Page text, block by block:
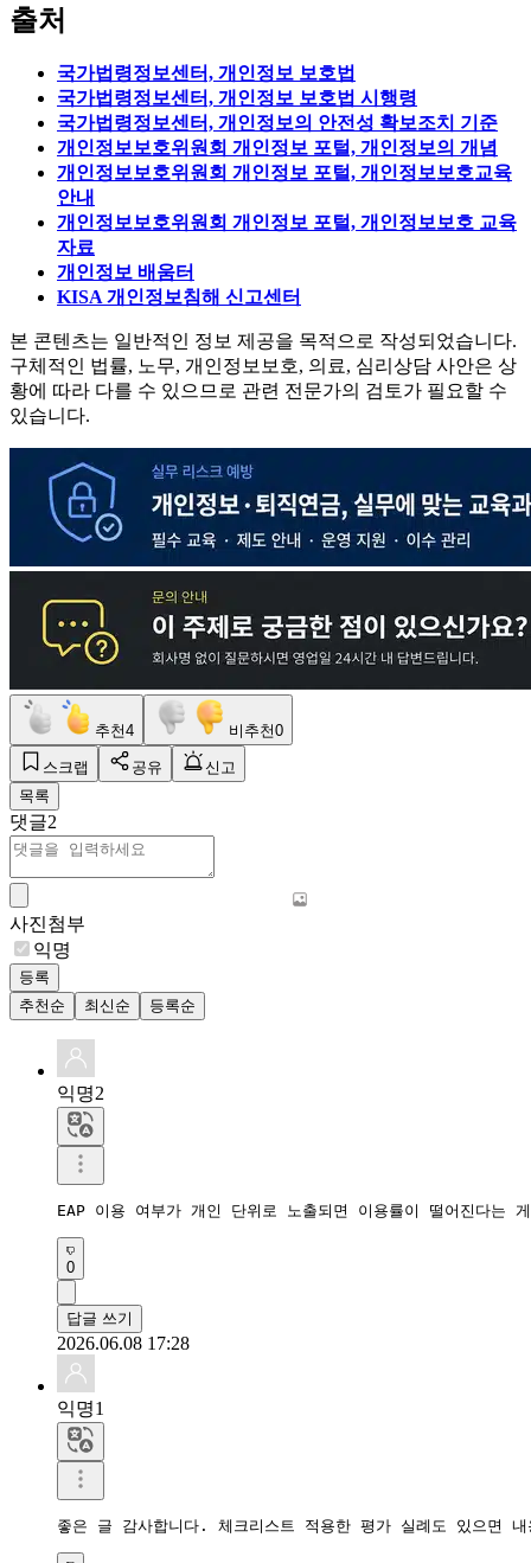
출처
국가법령정보센터, 개인정보 보호법
국가법령정보센터, 개인정보 보호법 시행령
국가법령정보센터, 개인정보의 안전성 확보조치 기준
개인정보보호위원회 개인정보 포털, 개인정보의 개념
개인정보보호위원회 개인정보 포털, 개인정보보호교육
안내
개인정보보호위원회 개인정보 포털, 개인정보보호 교육
자료
개인정보 배움터
KISA 개인정보침해 신고센터
본 콘텐츠는 일반적인 정보 제공을 목적으로 작성되었습니다.
구체적인 법률, 노무, 개인정보보호, 의료, 심리상담 사안은 상
황에 따라 다를 수 있으므로 관련 전문가의 검토가 필요할 수
있습니다.
추천4 비추천0
스크랩 공유
신고
목록
댓글2
사진첨부
익명
등록
추천순
최신순 등록순
익명2
EAP 이용 여부가 개인 단위로 노출되면 이용률이 떨어진다
0
답글 쓰기
2026.06.08 17:28
익명1
좋은 글 감사합니다. 체크리스트 적용한 평가 실례도 있으면